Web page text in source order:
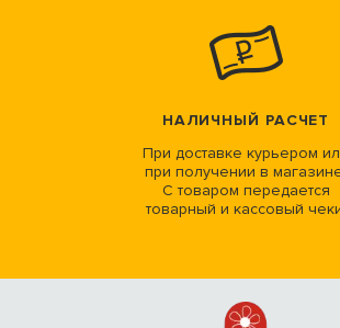
НАЛИЧНЫЙ РАСЧЕТ
При доставке курьером
при получении в
С товаром передается
товарный и кассовый